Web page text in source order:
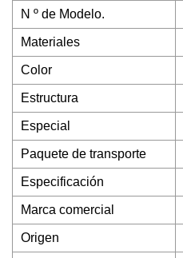
N º de Modelo.
Materiales
Color
Estructura
Especial
Paquete de transporte
Especificación
Marca comercial
Origen